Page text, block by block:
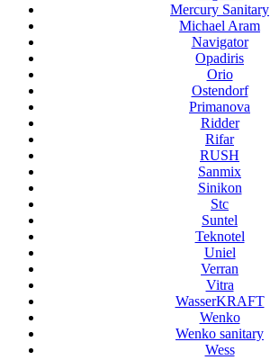
Mercury Sanitary
Michael Aram
Navigator
Opadiris
Orio
Ostendorf
Primanova
Ridder
Rifar
RUSH
Sanmix
Sinikon
Stc
Suntel
Teknotel
Uniel
Verran
Vitra
WasserKRAFT
Wenko
Wenko sanitary
Wess